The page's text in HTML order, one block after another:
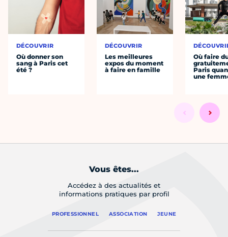
DÉCOUVRIR
Où donner son
sang à Paris cet
été ?
DÉCOUVRIR
Les meilleures
expos du moment
à faire en famille
Où faire
Paris
une
Vous êtes...
Accédez à des actualités et
informations pratiques par profil
PROFESSIONNEL ASSOCIATION JEUNE